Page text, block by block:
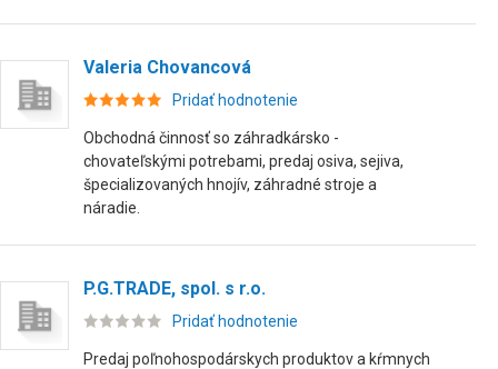
Valeria Chovancová
Pridať hodnotenie
Obchodná činnosť so záhradkársko -
chovateľskými potrebami, predaj osiva, sejiva,
špecializovaných hnojív, záhradné stroje a
náradie.
P.G.TRADE, spol. s r.o.
Pridať hodnotenie
Predaj poľnohospodárskych produktov a kŕmnych